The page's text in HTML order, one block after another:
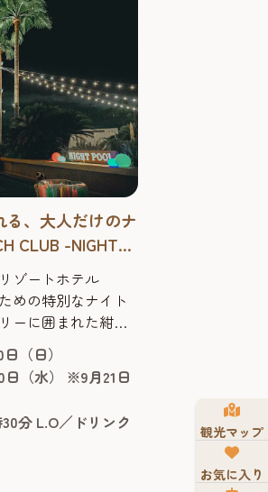
、大人だけのナ
CLUB -NIGHT
ゾートホテル
めの特別なナイト
ーに囲まれた紺碧
夜の景色とともに
で、海側から打
福岡市中心地から
公園の中で唯一公
、他にはないロ
（日）
日（水） ※9月21日
分 L.O／ドリンク
観光マップ
お気に入り